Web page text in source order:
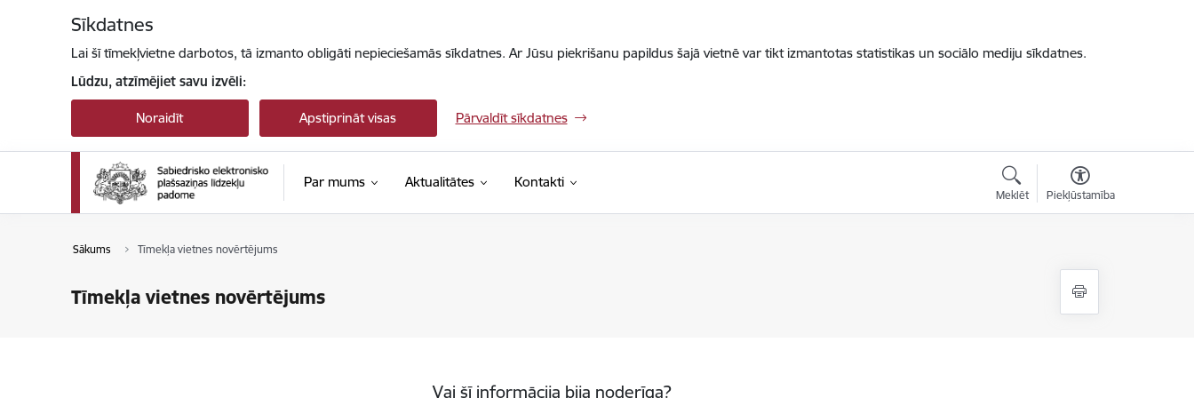
Sīkdatnes
Lai šī tīmekļvietne darbotos, tā izmanto obligāti nepieciešamās sīkdatnes. Ar Jūsu piekrišanu papildus šajā vietnē var tikt izmantotas statistikas un sociālo mediju sīkdatnes.
Lūdzu, atzīmējiet savu izvēli:
Noraidīt Apstiprināt visas Pārvaldīt sīkdatnes
Par mums Aktualitātes Kontakti
Meklēt Piekļūstamība
Sākums Tīmekļa vietnes novērtējums
Tīmekļa vietnes novērtējums
Vai šī informācija bija noderīga?